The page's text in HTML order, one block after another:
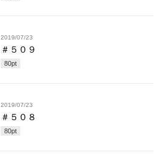
2019/07/23
＃５０９
80pt
2019/07/23
＃５０８
80pt